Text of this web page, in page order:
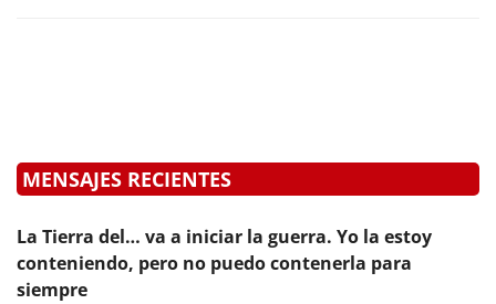
MENSAJES RECIENTES
La Tierra del… va a iniciar la guerra. Yo la estoy
conteniendo, pero no puedo contenerla para
siempre